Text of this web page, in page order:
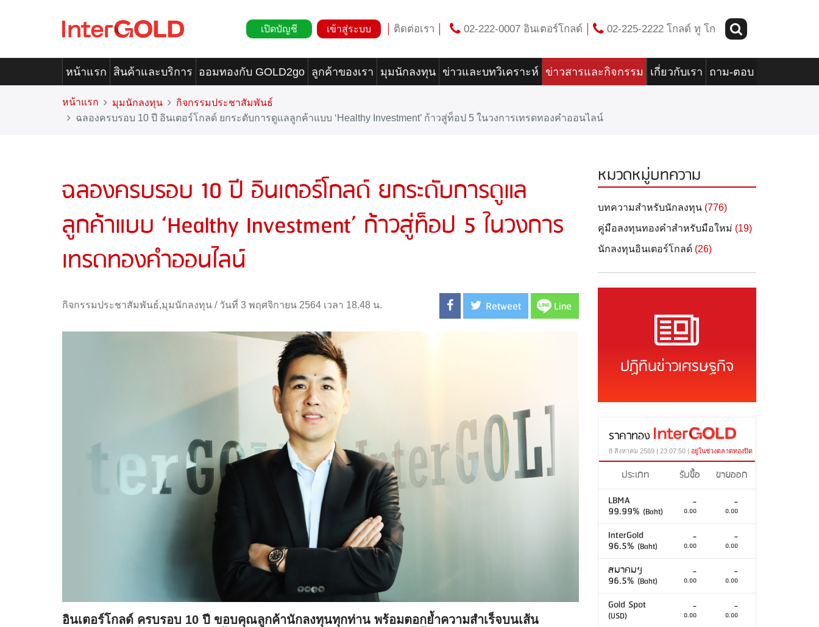
เปิดบัญชี เข้าสู่ระบบ ติดต่อเรา 02-222-0007 อินเตอร์โกลด์ 02-225-2222 โกลด์ ทู โก
หน้าแรก สินค้าและบริการ ออมทองกับ GOLD2go ลูกค้าของเรา มุมนักลงทุน ข่าวและบทวิเคราะห์ ข่าวสารและกิจกรรม เกี่ยวกับเรา ถาม-ตอบ
หน้าแรก มุมนักลงทุน
กิจกรรมประชาสัมพันธ์
ฉลองครบรอบ 10 ปี อินเตอร์โกลด์ ยกระดับการดูแลลูกค้าแบบ ‘Healthy Investment’ ก้าวสู่ท็อป 5 ในวงการเทรดทองคำออนไลน์
ฉลองครบรอบ 10 ปี อินเตอร์โกลด์ ยกระดับการดูแล
ลูกค้าแบบ ‘Healthy Investment’ ก้าวสู่ท็อป 5 ในวงการ
เทรดทองคำออนไลน์
กิจกรรมประชาสัมพันธ์,มุมนักลงทุน / วันที่ 3 พฤศจิกายน 2564 เวลา 18.48 น. Retweet Line
อินเตอร์โกลด์ ครบรอบ 10 ปี ขอบคุณลูกค้านักลงทุนทุกท่าน พร้อมตอกย้ำความสำเร็จบนเส้น
หมวดหมู่บทความ
บทความสำหรับนักลงทุน (776)
คู่มือลงทุนทองคำสำหรับมือใหม่ (19)
นักลงทุนอินเตอร์โกลด์ (26)
ปฏิทินข่าวเศรษฐกิจ
ราคาทอง
8 สิงหาคม 2569 | 23:07:50 | อยู่ในช่วงตลาดทองปิด
ประเภท รับซื้อ
ขายออก
LBMA
99.99% (Baht)
-
0.00
-
0.00
InterGold
96.5% (Baht)
-
0.00
-
0.00
สมาคมฯ
96.5% (Baht)
-
0.00
-
0.00
Gold Spot
(USD)
-
0.00
-
0.00